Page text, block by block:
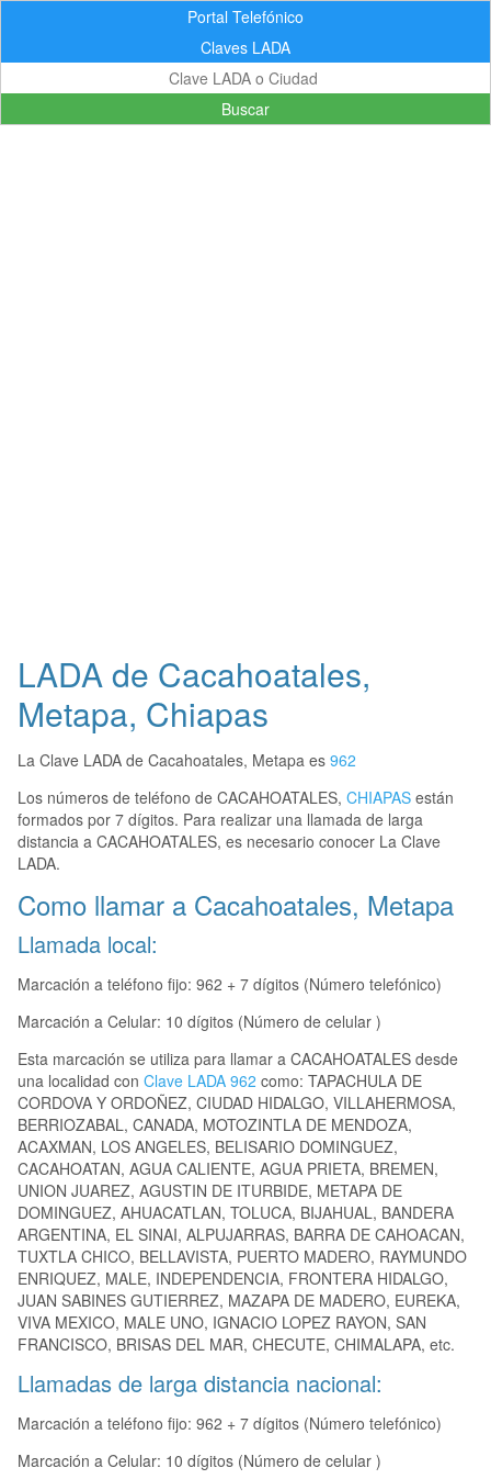
Portal Telefónico
Claves LADA
Buscar
LADA de Cacahoatales,
Metapa, Chiapas
La Clave LADA de Cacahoatales, Metapa es 962
Los números de teléfono de CACAHOATALES, CHIAPAS están
formados por 7 dígitos. Para realizar una llamada de larga
distancia a CACAHOATALES, es necesario conocer La Clave
LADA.
Como llamar a Cacahoatales, Metapa
Llamada local:
Marcación a teléfono fijo: 962 + 7 dígitos (Número telefónico)
Marcación a Celular: 10 dígitos (Número de celular )
Esta marcación se utiliza para llamar a CACAHOATALES desde
una localidad con Clave LADA 962 como: TAPACHULA DE
CORDOVA Y ORDOÑEZ, CIUDAD HIDALGO, VILLAHERMOSA,
BERRIOZABAL, CANADA, MOTOZINTLA DE MENDOZA,
ACAXMAN, LOS ANGELES, BELISARIO DOMINGUEZ,
CACAHOATAN, AGUA CALIENTE, AGUA PRIETA, BREMEN,
UNION JUAREZ, AGUSTIN DE ITURBIDE, METAPA DE
DOMINGUEZ, AHUACATLAN, TOLUCA, BIJAHUAL, BANDERA
ARGENTINA, EL SINAI, ALPUJARRAS, BARRA DE CAHOACAN,
TUXTLA CHICO, BELLAVISTA, PUERTO MADERO, RAYMUNDO
ENRIQUEZ, MALE, INDEPENDENCIA, FRONTERA HIDALGO,
JUAN SABINES GUTIERREZ, MAZAPA DE MADERO, EUREKA,
VIVA MEXICO, MALE UNO, IGNACIO LOPEZ RAYON, SAN
FRANCISCO, BRISAS DEL MAR, CHECUTE, CHIMALAPA, etc.
Llamadas de larga distancia nacional:
Marcación a teléfono fijo: 962 + 7 dígitos (Número telefónico)
Marcación a Celular: 10 dígitos (Número de celular )